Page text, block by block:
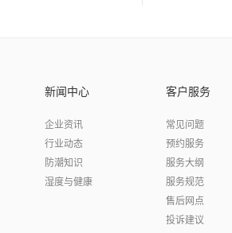
新闻中心
企业资讯
行业动态
防潮知识
湿度与健康
客户服务
常见问题
预约服务
服务大纲
服务规范
售后网点
投诉建议